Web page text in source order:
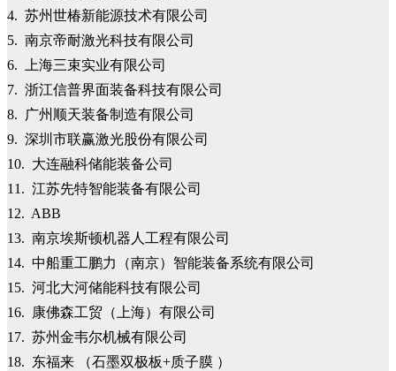
4. 苏州世椿新能源技术有限公司
5. 南京帝耐激光科技有限公司
6. 上海三束实业有限公司
7. 浙江信普界面装备科技有限公司
8. 广州顺天装备制造有限公司
9. 深圳市联赢激光股份有限公司
10. 大连融科储能装备公司
11. 江苏先特智能装备有限公司
12. ABB
13. 南京埃斯顿机器人工程有限公司
14. 中船重工鹏力（南京）智能装备系统有限公司
15. 河北大河储能科技有限公司
16. 康佛森工贸（上海）有限公司
17. 苏州金韦尔机械有限公司
18. 东福来 （石墨双极板+质子膜 ）